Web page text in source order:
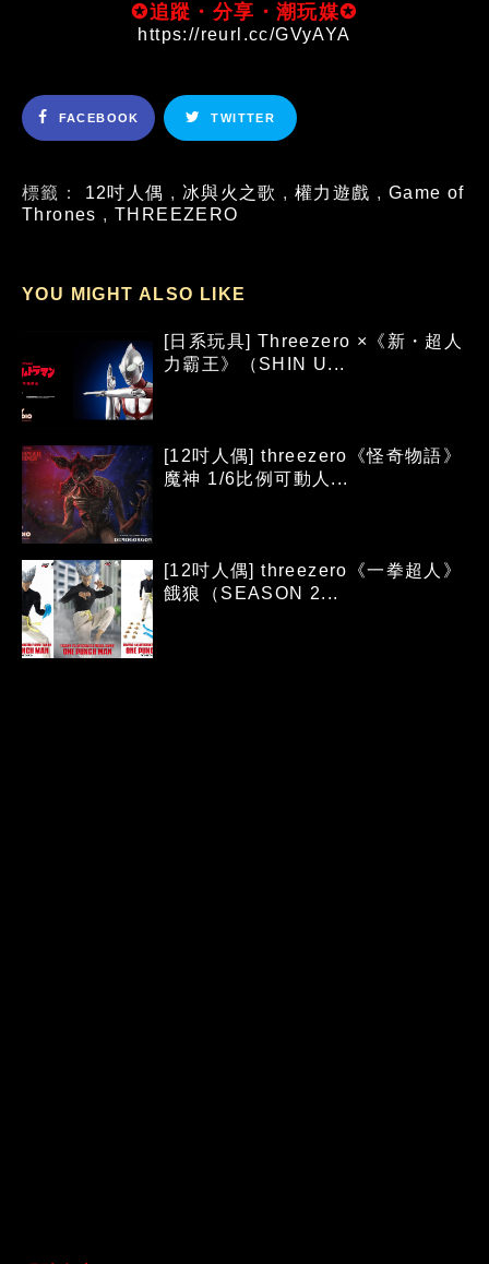
✪追蹤・分享・潮玩媒✪
https://reurl.cc/GVyAYA
FACEBOOK TWITTER
標籤： 12吋人偶 , 冰與火之歌 ,權力遊戲 , Game of
Thrones ,THREEZERO
YOU MIGHT ALSO LIKE
[日系玩具] Threezero ×《新・超人
力霸王》（SHIN U...
[12吋人偶] threezero《怪奇物語》
魔神 1/6比例可動人...
[12吋人偶] threezero《一拳超人》
餓狼（SEASON 2...